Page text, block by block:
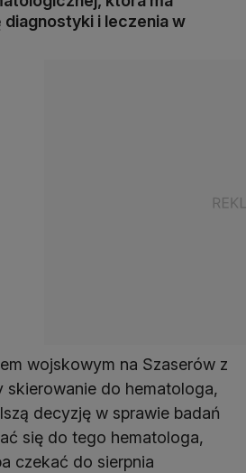
i leczenia w
wojskowym na Szaserów z
skierowanie do hematologa,
decyzję w sprawie badań
się do tego hematologa,
czekać do sierpnia